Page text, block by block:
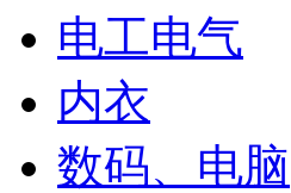
电工电气
内衣
数码、电脑